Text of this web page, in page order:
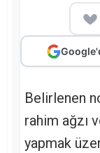
Belirlenen
rahim ağzı
yapmak